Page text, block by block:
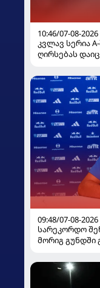
10:46/07-08-2026
კვლავ სერია
ღირსებას
09:48/07-08-2026
სარეკორდო
მორიგ გუნდში